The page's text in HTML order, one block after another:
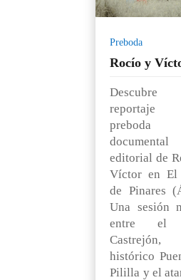
Preboda
Rocío y
preboda
editorial de
Víctor en El
de Pinares
Una sesión
entre el
histórico
Pililla y el